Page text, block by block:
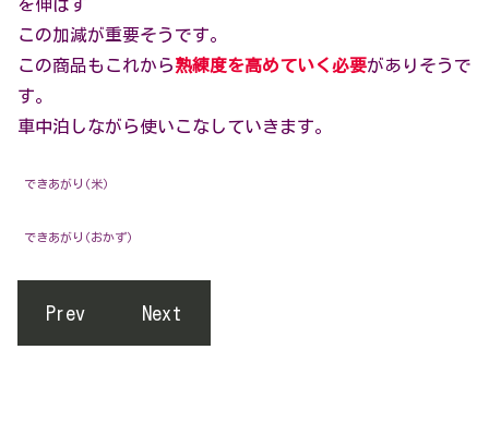
を伸ばす
この加減が重要そうです。
この商品もこれから熟練度を高めていく必要がありそうで
す。
車中泊しながら使いこなしていきます。
できあがり(米)
できあがり(おかず)
Prev Next